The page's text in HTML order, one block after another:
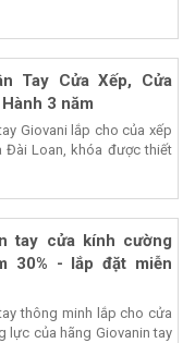
Tay Cửa Xếp, Cửa
3 năm
Giovani lắp cho của xếp
Đài Loan, khóa được thiết
tay cửa kính cường
30% - lắp đặt miễn
thông minh lắp cho cửa
lực của hãng Giovanin tay